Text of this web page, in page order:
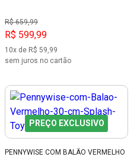
R$ 659,99
R$ 599,99
10x de R$ 59,99
sem juros no cartão
PREÇO EXCLUSIVO
PENNYWISE COM BALÃO VERMELHO